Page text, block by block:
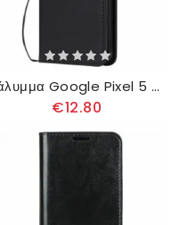
Κάλυμμα Google Pixel 5 με κορδονι Δερμάτινο Λουράκι
€12.80